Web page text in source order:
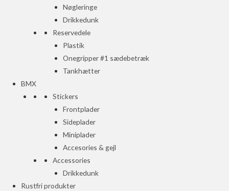
Nøgleringe
Drikkedunk
Reservedele
Plastik
Onegripper #1 sædebetræk
Tankhætter
BMX
Stickers
Frontplader
Sideplader
Miniplader
Accesories & gejl
Accessories
Drikkedunk
Rustfri produkter